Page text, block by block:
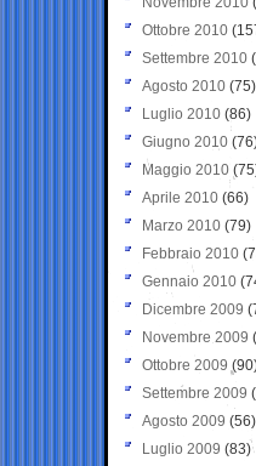
Ottobre 2010
Settembre 2010
Agosto 2010 (75)
Luglio 2010 (86)
Giugno 2010
Maggio 2010
Aprile 2010 (66)
Marzo 2010 (79)
Febbraio 2010
Gennaio 2010
Dicembre 2009
Novembre 2009
Ottobre 2009
Settembre 2009
Agosto 2009 (56)
Luglio 2009 (83)